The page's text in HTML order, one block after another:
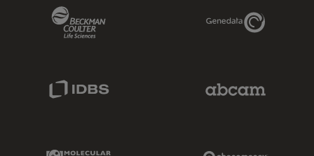
Genedata Link
Molecular Devices Link